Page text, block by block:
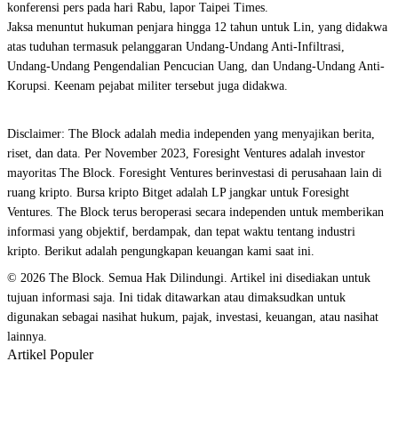
konferensi pers pada hari Rabu, lapor Taipei Times.
Jaksa menuntut hukuman penjara hingga 12 tahun untuk Lin, yang didakwa
atas tuduhan termasuk pelanggaran Undang-Undang Anti-Infiltrasi,
Undang-Undang Pengendalian Pencucian Uang, dan Undang-Undang Anti-
Korupsi. Keenam pejabat militer tersebut juga didakwa.
Disclaimer: The Block adalah media independen yang menyajikan berita,
riset, dan data. Per November 2023, Foresight Ventures adalah investor
mayoritas The Block. Foresight Ventures berinvestasi di perusahaan lain di
ruang kripto. Bursa kripto Bitget adalah LP jangkar untuk Foresight
Ventures. The Block terus beroperasi secara independen untuk memberikan
informasi yang objektif, berdampak, dan tepat waktu tentang industri
kripto. Berikut adalah pengungkapan keuangan kami saat ini.
© 2026 The Block. Semua Hak Dilindungi. Artikel ini disediakan untuk
tujuan informasi saja. Ini tidak ditawarkan atau dimaksudkan untuk
digunakan sebagai nasihat hukum, pajak, investasi, keuangan, atau nasihat
lainnya.
Artikel Populer